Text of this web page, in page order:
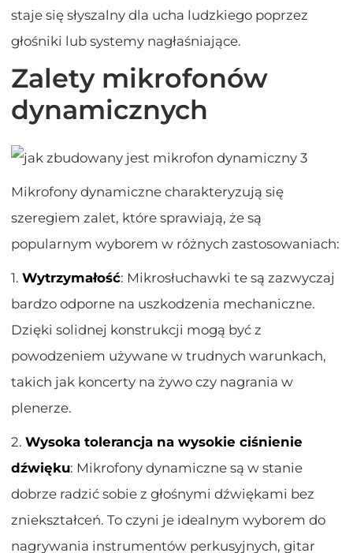
staje się słyszalny dla ucha ludzkiego poprzez
głośniki lub systemy nagłaśniające.
Zalety mikrofonów
dynamicznych
Mikrofony dynamiczne charakteryzują się
szeregiem zalet, które sprawiają, że są
popularnym wyborem w różnych zastosowaniach:
1.Wytrzymałość: Mikrosłuchawki te są zazwyczaj
bardzo odporne na uszkodzenia mechaniczne.
Dzięki solidnej konstrukcji mogą być z
powodzeniem używane w trudnych warunkach,
takich jak koncerty na żywo czy nagrania w
plenerze.
2.Wysoka tolerancja na wysokie ciśnienie
dźwięku: Mikrofony dynamiczne są w stanie
dobrze radzić sobie z głośnymi dźwiękami bez
zniekształceń. To czyni je idealnym wyborem do
nagrywania instrumentów perkusyjnych, gitar